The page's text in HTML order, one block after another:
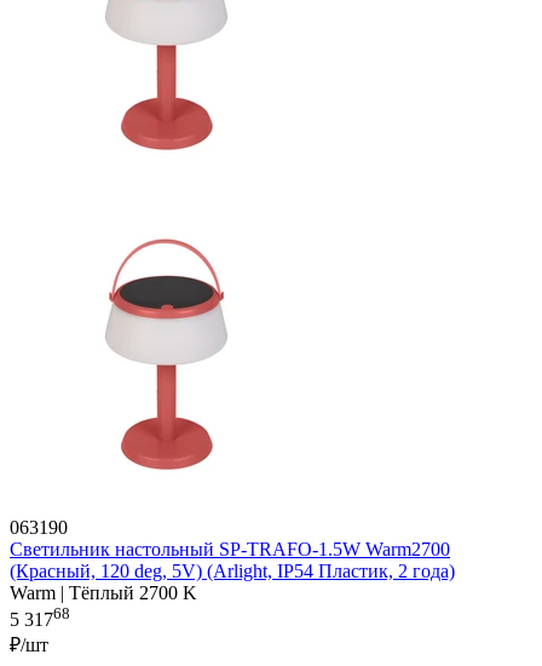
063190
Светильник настольный SP-TRAFO-1.5W Warm2700
(Красный, 120 deg, 5V) (Arlight, IP54 Пластик, 2 года)
Warm | Тёплый 2700 K
5 31768
₽/шт